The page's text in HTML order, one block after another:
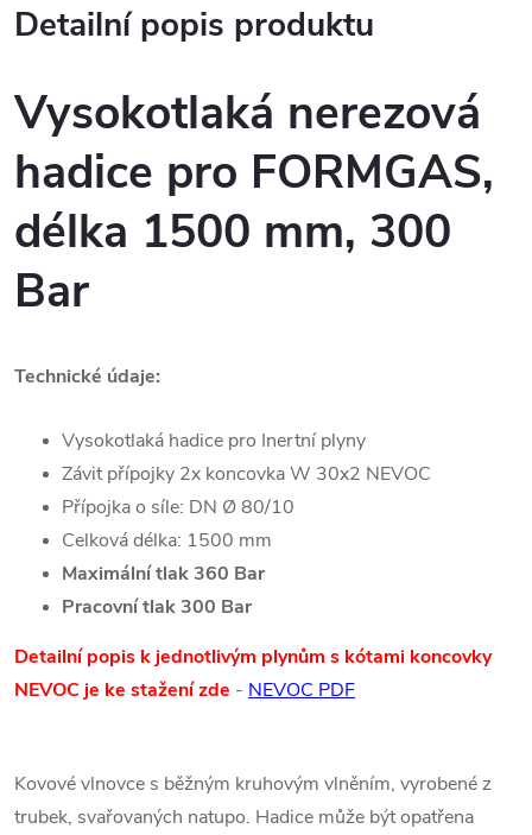
Detailní popis produktu
Vysokotlaká nerezová
hadice pro FORMGAS,
délka 1500 mm, 300
Bar
Technické údaje:
Vysokotlaká hadice pro Inertní plyny
Závit přípojky 2x koncovka W 30x2 NEVOC
Přípojka o síle: DN Ø 80/10
Celková délka: 1500 mm
Maximální tlak 360 Bar
Pracovní tlak 300 Bar
Detailní popis k jednotlivým plynům s kótami koncovky
NEVOC je ke stažení zde - NEVOC PDF
Kovové vlnovce s běžným kruhovým vlněním, vyrobené z
trubek, svařovaných natupo. Hadice může být opatřena